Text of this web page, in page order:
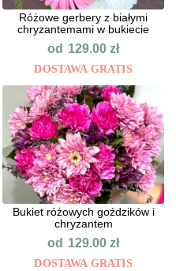
Różowe gerbery z białymi
chryzantemami w bukiecie
od 129.00zł
DOSTAWA GRATIS
Bukiet różowych goździków i
chryzantem
od 129.00zł
DOSTAWA GRATIS